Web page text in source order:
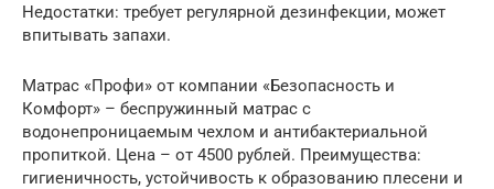
Недостатки: требует регулярной дезинфекции, может
впитывать запахи.
Матрас «Профи» от компании «Безопасность и
Комфорт» – беспружинный матрас с
водонепроницаемым чехлом и антибактериальной
пропиткой. Цена – от 4500 рублей. Преимущества:
гигиеничность, устойчивость к образованию плесени и